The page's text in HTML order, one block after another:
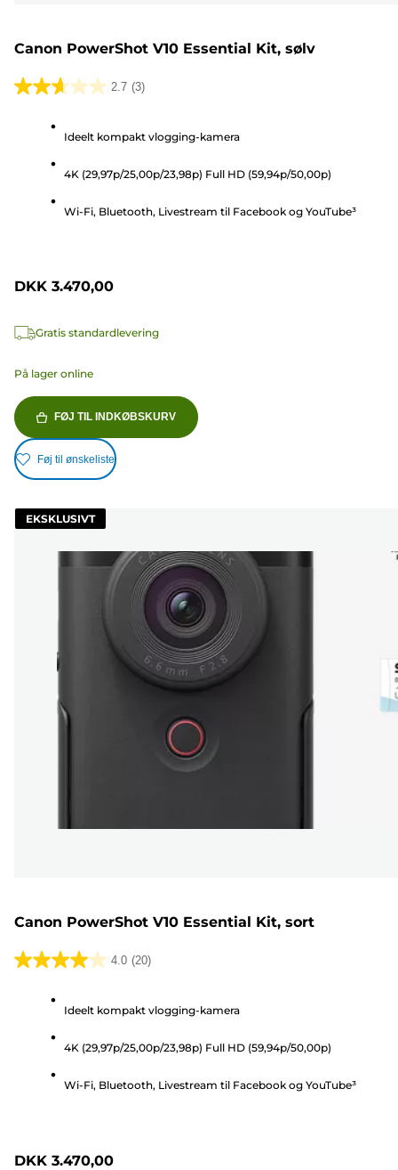
Canon PowerShot V10 Essential Kit, sølv
2.7 (3)
2.7
stjerner.
Ideelt kompakt vlogging-kamera
4K (29,97p/25,00p/23,98p) Full HD (59,94p/50,00p)
Wi-Fi, Bluetooth, Livestream til Facebook og YouTube³
DKK 3.470,00
Gratis standardlevering
På lager online
FØJ TIL INDKØBSKURV
Føj til ønskeliste
EKSKLUSIVT
Canon PowerShot V10 Essential Kit, sort
4.0 (20)
4.0
stjerner.
Ideelt kompakt vlogging-kamera
4K (29,97p/25,00p/23,98p) Full HD (59,94p/50,00p)
Wi-Fi, Bluetooth, Livestream til Facebook og YouTube³
DKK 3.470,00